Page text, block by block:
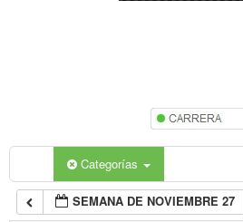
Categorías
SEMANA DE NOVIEMBRE 27
7:00